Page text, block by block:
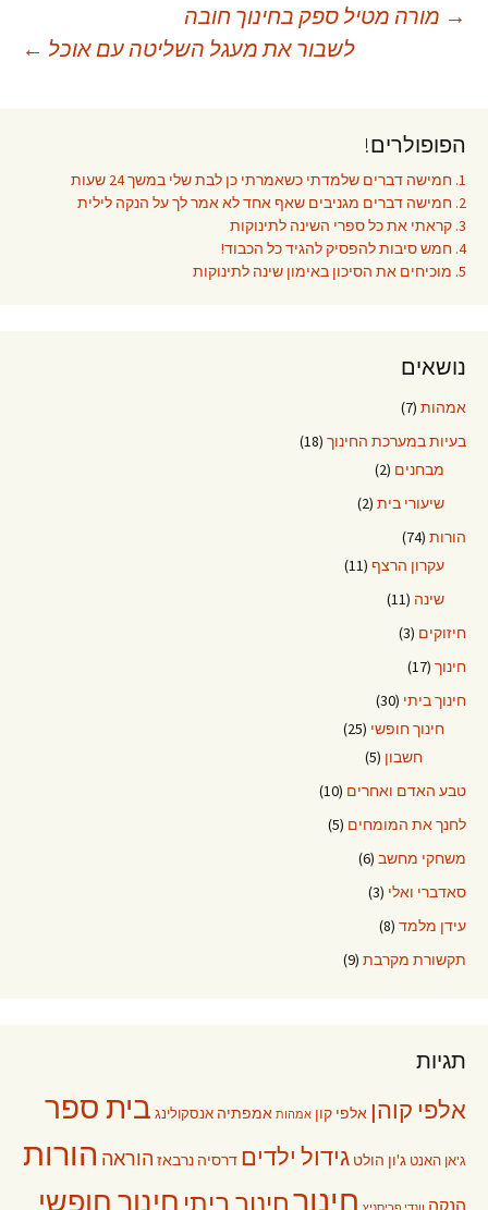
ניווט
→ מורה מטיל ספק בחינוך חובה
לשבור את מעגל השליטה עם אוכל ←
הפופולרים!
1. חמישה דברים שלמדתי כשאמרתי כן לבת שלי במשך 24 שעות
2. חמישה דברים מגניבים שאף אחד לא אמר לך על הנקה לילית
3. קראתי את כל ספרי השינה לתינוקות
4. חמש סיבות להפסיק להגיד כל הכבוד!
5. מוכיחים את הסיכון באימון שינה לתינוקות
נושאים
אמהות (7)
בעיות במערכת החינוך (18)
מבחנים (2)
שיעורי בית (2)
הורות (74)
עקרון הרצף (11)
שינה (11)
חיזוקים (3)
חינוך (17)
חינוך ביתי (30)
חינוך חופשי (25)
חשבון (5)
טבע האדם ואחרים (10)
לחנך את המומחים (5)
משחקי מחשב (6)
סאדברי ואלי (3)
עידן מלמד (8)
תקשורת מקרבת (9)
תגיות
אלפי קוהן אלפי קון אמהות אמפתיה אנסקולינג בית ספר
ג'אן האנט ג'ון הולט גידול ילדים דרסיה נרבאז הוראה הורות
חינוךחינוך ביתי חינוך חופשי